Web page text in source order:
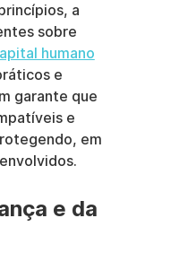
a
sobre
humano
e
garante que
e
em
e da